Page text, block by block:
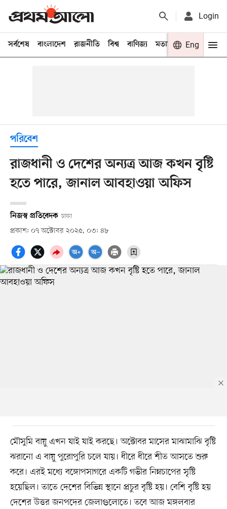
Login
সর্বশেষ বাংলাদেশ রাজনীতি বিশ্ব বাণিজ্য মতামত খেলা
Eng
পরিবেশ
রাজধানী ও দেশের অন্যত্র আজ কখন বৃষ্টি
হতে পারে, জানাল আবহাওয়া অফিস
নিজস্ব প্রতিবেদক ঢাকা
প্রকাশ: ০৭ অক্টোবর ২০২৫, ০৩: ৪৮
মৌসুমি বায়ু এখন যাই যাই করছে। অক্টোবর মাসের মাঝামাঝি বৃষ্টি
ঝরানো এ বায়ু পুরোপুরি চলে যায়। ধীরে ধীরে শীত আসতে শুরু
করে। এরই মধ্যে বঙ্গোপসাগরে একটি গভীর নিম্নচাপের সৃষ্টি
হয়েছিল। তাতে দেশের বিভিন্ন স্থানে প্রচুর বৃষ্টি হয়। বেশি বৃষ্টি হয়
দেশের উত্তর জনপদের জেলাগুলোতে। তবে আজ মঙ্গলবার